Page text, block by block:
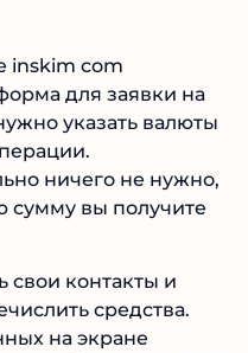
inskim com
для заявки на
указать валюты
ничего не нужно,
сумму вы получите
свои контакты и
средства.
на экране